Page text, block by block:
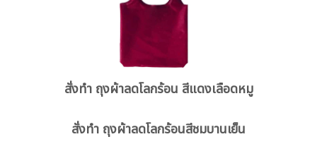
สั่งทำ ถุงผ้าลดโลกร้อน สีแดงเลือดหมู
สั่งทำ ถุงผ้าลดโลกร้อนสีชมบานเย็น